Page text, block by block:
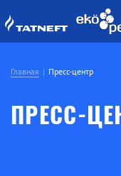
Главная Пресс-центр
ПРЕСС-